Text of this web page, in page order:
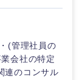
(管理社員の
会社の特定
連のコンサル